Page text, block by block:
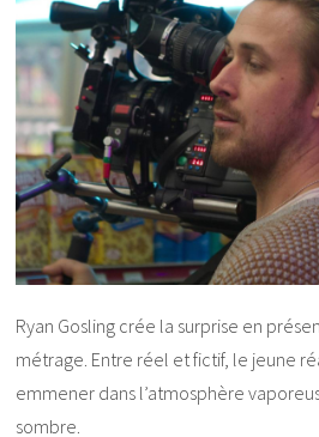
Ryan Gosling crée la surprise en
métrage. Entre réel et fictif, le jeune
emmener dans l’atmosphère
sombre.